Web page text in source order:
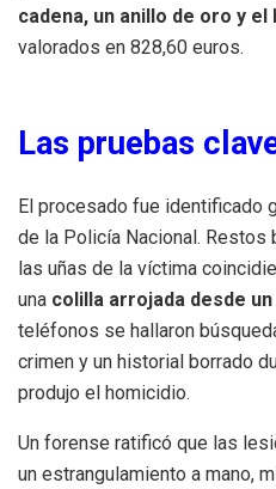
cadena, un anillo de oro y el
valorados en 828,60 euros.
Las pruebas
El procesado fue identificado
de la Policía Nacional.
las uñas de la víctima
una colilla arrojada desde
teléfonos se hallaron
crimen y un historial borrado
produjo el homicidio.
Un forense ratificó que las
un estrangulamiento a mano,